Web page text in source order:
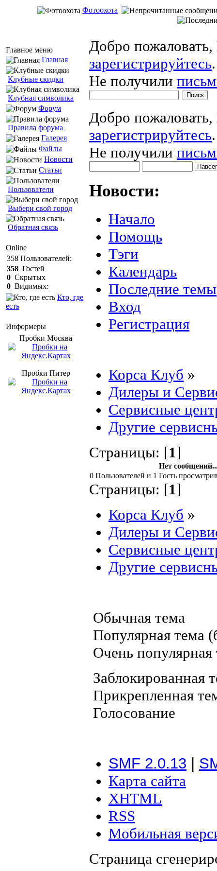
Фотоохота
Главное меню
Главная
Клубные скидки
Клубная символика
Форум
Правила форума
Галерея
Файлы
Новости
Статьи
Пользователи
Выбери свой город
Обратная связь
Online
358 Пользователей:
358 Гостей
0 Скрытых
0 Видимых:
Кто, где
есть
Информеры
Пробки Mосква
Пробки Питер
Добро пожаловать,
зарегистрируйтесь.
Не получили
Добро пожаловать,
зарегистрируйтесь.
Не получили
Новости:
Начало
Помощь
Тэги
Календарь
Последние темы
Вход
Регистрация
Корса Клуб »
Дилеры и
Сервисные
Другие
Страницы: [1]
Нет
0 Пользователей и 1 Гость
Страницы: [1]
Корса Клуб »
Дилеры и
Сервисные
Другие
Обычная тема
Популярная тема
Очень популярная
Заблокированная
Прикрепленная
Голосование
SMF 2.0.13
Карта сайта
XHTML
RSS
Мобильная
Страница